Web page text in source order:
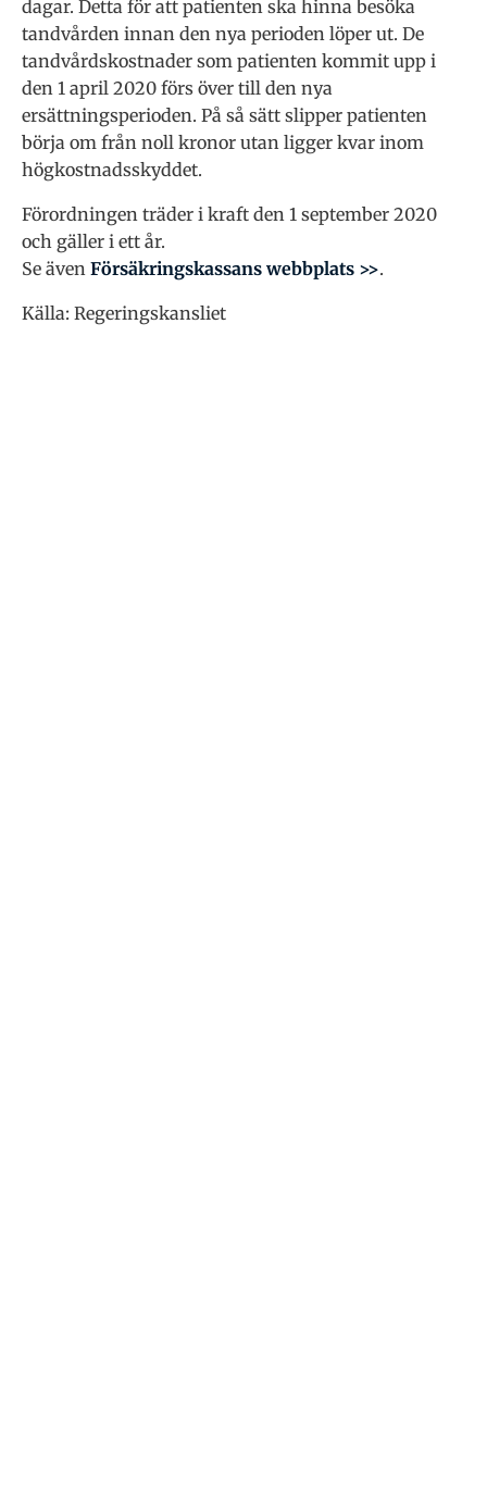
dagar. Detta för att patienten ska hinna besöka
tandvården innan den nya perioden löper ut. De
tandvårdskostnader som patienten kommit upp i
den 1 april 2020 förs över till den nya
ersättningsperioden. På så sätt slipper patienten
börja om från noll kronor utan ligger kvar inom
högkostnadsskyddet.
Förordningen träder i kraft den 1 september 2020
och gäller i ett år.
Se även Försäkringskassans webbplats >>.
Källa: Regeringskansliet